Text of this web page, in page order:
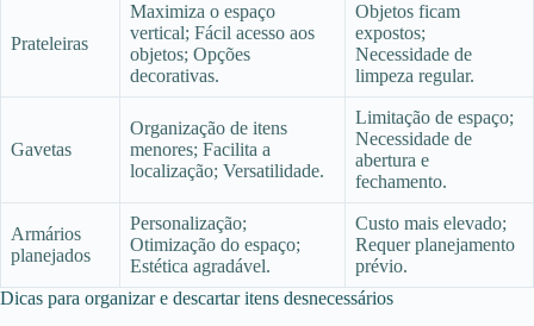
Prateleiras
Maximiza o espaço
vertical; Fácil acesso aos
objetos; Opções
decorativas.
Objetos ficam
expostos;
Necessidade de
limpeza regular.
Gavetas
Organização de itens
menores; Facilita a
localização; Versatilidade.
Limitação de espaço;
Necessidade de
abertura e
fechamento.
Armários
planejados
Personalização;
Otimização do espaço;
Estética agradável.
Custo mais elevado;
Requer planejamento
prévio.
Dicas para organizar e descartar itens desnecessários